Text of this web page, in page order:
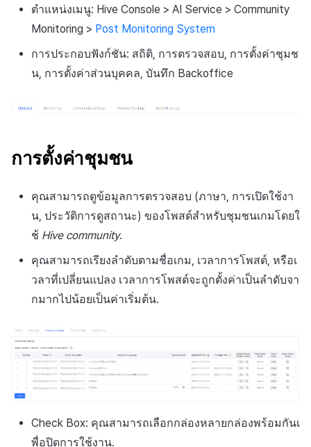
ตำแหน่งเมนู: Hive Console > AI Service > Community
Monitoring > Post Monitoring System
การประกอบฟังก์ชัน: สถิติ, การตรวจสอบ, การตั้งค่าชุมช
น, การตั้งค่าส่วนบุคคล, บันทึก Backoffice
การตั้งค่าชุมชน
คุณสามารถดูข้อมูลการตรวจสอบ (ภาษา, การเปิดใช้งา
น, ประวัติการดูสถานะ) ของโพสต์สำหรับชุมชนเกมโดยใ
ช้ Hive community.
คุณสามารถเรียงลำดับตามชื่อเกม, เวลาการโพสต์, หรือเ
วลาที่เปลี่ยนแปลง เวลาการโพสต์จะถูกตั้งค่าเป็นลำดับจา
กมากไปน้อยเป็นค่าเริ่มต้น.
Check Box: คุณสามารถเลือกกล่องหลายกล่องพร้อมกันเ
พื่อปิดการใช้งาน.